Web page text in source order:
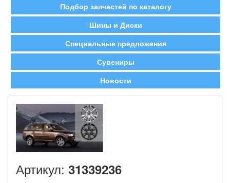
Подбор запчастей по каталогу
Шины и Диски
Специальные предложения
Сувениры
Новости
Артикул: 31339236